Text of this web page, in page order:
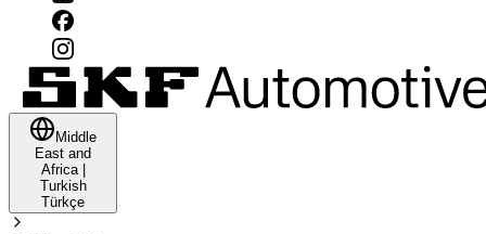
Middle
East and
Africa|
Turkish
Türkçe